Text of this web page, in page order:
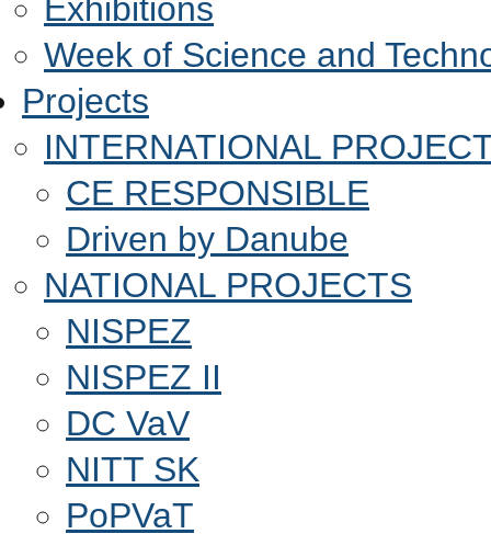
Exhibitions
Week of Science and
Projects
INTERNATIONAL
CE RESPONSIBLE
Driven by Danube
NATIONAL PROJECTS
NISPEZ
NISPEZ II
DC VaV
NITT SK
PoPVaT